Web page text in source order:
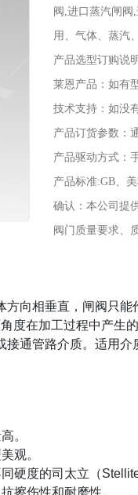
阀,进口蒸汽闸阀
用、气体、蒸汽
产品选型订购说
莱恩产品：如有
技术支持：如没
产品订货参数：
产品驱动方式：
产品标准:GB、
确认：本公司提
阀门质量要求、
向相垂直，闸阀只能
度在加工过程中产生
通管路介质。适用
。
观。
硬度的司太立（
擦伤性和耐磨性。